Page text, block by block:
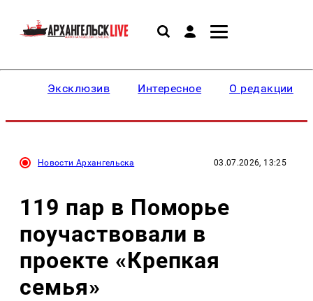
Эксклюзив Интересное О редакции
Новости Архангельска 03.07.2026, 13:25
119 пар в Поморье
поучаствовали в
проекте «Крепкая
семья»